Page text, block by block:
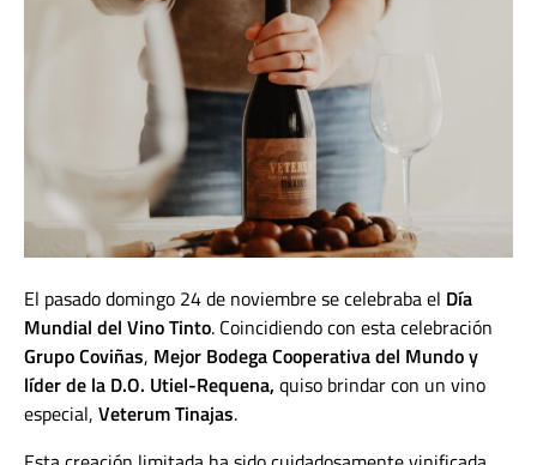
El pasado domingo 24 de noviembre se celebraba el Día
Mundial del Vino Tinto. Coincidiendo con esta celebración
Grupo Coviñas, Mejor Bodega Cooperativa del Mundo y
líder de la D.O. Utiel-Requena, quiso brindar con un vino
especial, Veterum Tinajas.